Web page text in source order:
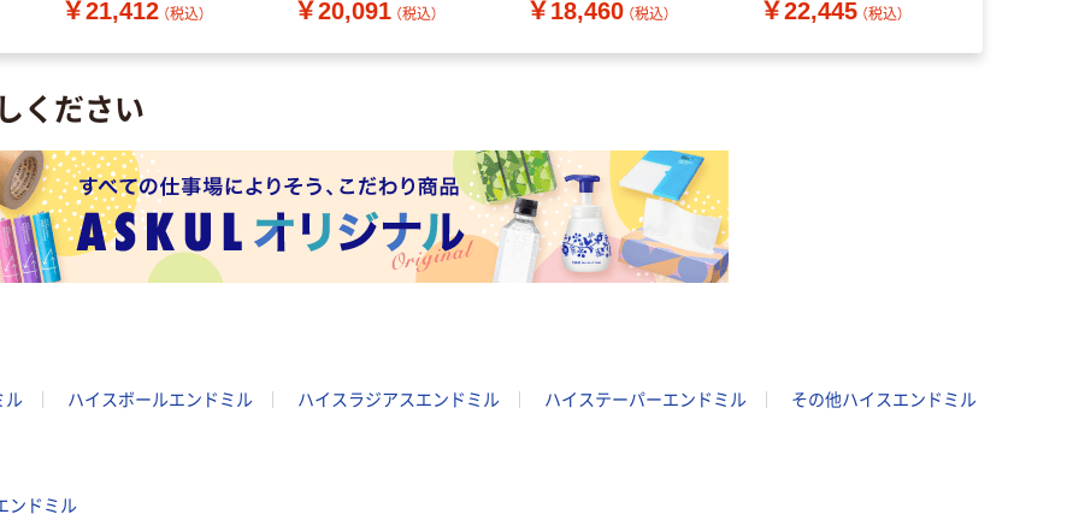
￥21,412 （税込） ￥20,091 （税込） ￥18,460 （税込） ￥22,445 （税込）
ください
ル ハイスボールエンドミル ハイスラジアスエンドミル ハイステーパーエンドミル その他ハイスエンドミル
ンドミル